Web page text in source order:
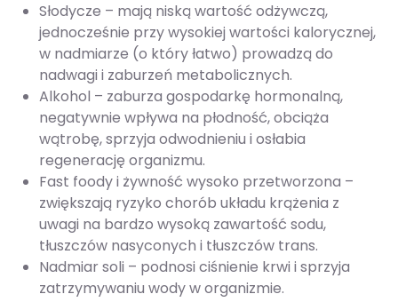
Słodycze – mają niską wartość odżywczą,
jednocześnie przy wysokiej wartości kalorycznej,
w nadmiarze (o który łatwo) prowadzą do
nadwagi i zaburzeń metabolicznych.
Alkohol – zaburza gospodarkę hormonalną,
negatywnie wpływa na płodność, obciąża
wątrobę, sprzyja odwodnieniu i osłabia
regenerację organizmu.
Fast foody i żywność wysoko przetworzona –
zwiększają ryzyko chorób układu krążenia z
uwagi na bardzo wysoką zawartość sodu,
tłuszczów nasyconych i tłuszczów trans.
Nadmiar soli – podnosi ciśnienie krwi i sprzyja
zatrzymywaniu wody w organizmie.